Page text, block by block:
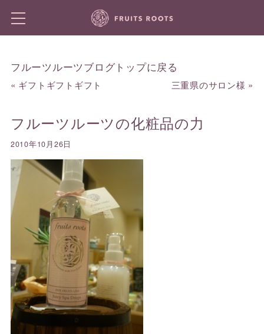
フルーツルーツブログトップに戻る
« ギフトギフトギフト 三重県のサロン様 »
フルーツルーツの化粧品の力
2010年10月26日